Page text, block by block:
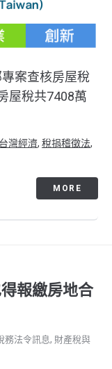
案查核房屋稅
屋稅共7408萬
台灣經濟, 稅捐稽徵法,
MORE
報繳房地合
務法令訊息, 財產稅與